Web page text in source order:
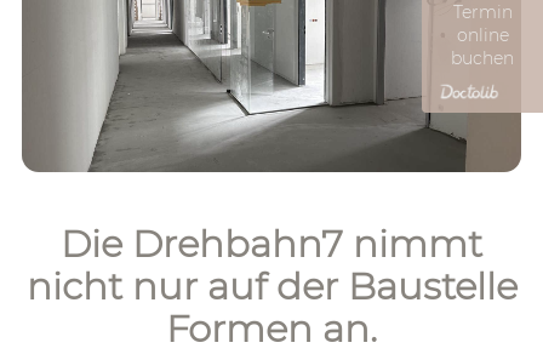
Die Drehbahn7 nimmt
nicht nur auf der Baustelle
Formen an.
Termin
online
buchen